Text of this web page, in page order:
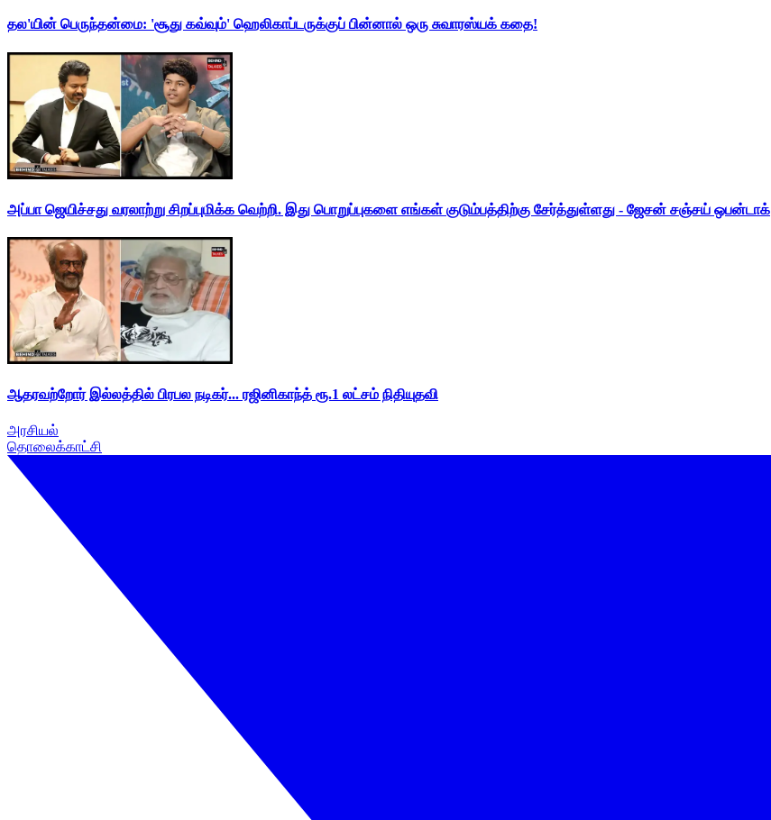
தல'யின் பெருந்தன்மை: 'சூது கவ்வும்' ஹெலிகாப்டருக்குப் பின்னால் ஒரு சுவாரஸ்யக் கதை!
அப்பா ஜெயிச்சது வரலாற்று சிறப்புமிக்க வெற்றி. இது பொறுப்புகளை எங்கள் குடும்பத்திற்கு சேர்த்துள்ளது - ஜேசன் சஞ்சய் ஒபன்டாக்
ஆதரவற்றோர் இல்லத்தில் பிரபல நடிகர்... ரஜினிகாந்த் ரூ.1 லட்சம் நிதியுதவி
அரசியல்
தொலைக்காட்சி